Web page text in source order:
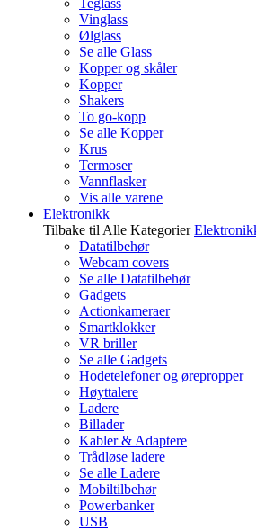
Teglass
Vinglass
Ølglass
Se alle Glass
Kopper og skåler
Kopper
Shakers
To go-kopp
Se alle Kopper
Krus
Termoser
Vannflasker
Vis alle varene
Elektronikk
Tilbake til Alle Kategorier
Datatilbehør
Webcam covers
Se alle Datatilbehør
Gadgets
Actionkameraer
Smartklokker
VR briller
Se alle Gadgets
Hodetelefoner og ørepropper
Høyttalere
Ladere
Billader
Kabler & Adaptere
Trådløse ladere
Se alle Ladere
Mobiltilbehør
Powerbanker
USB